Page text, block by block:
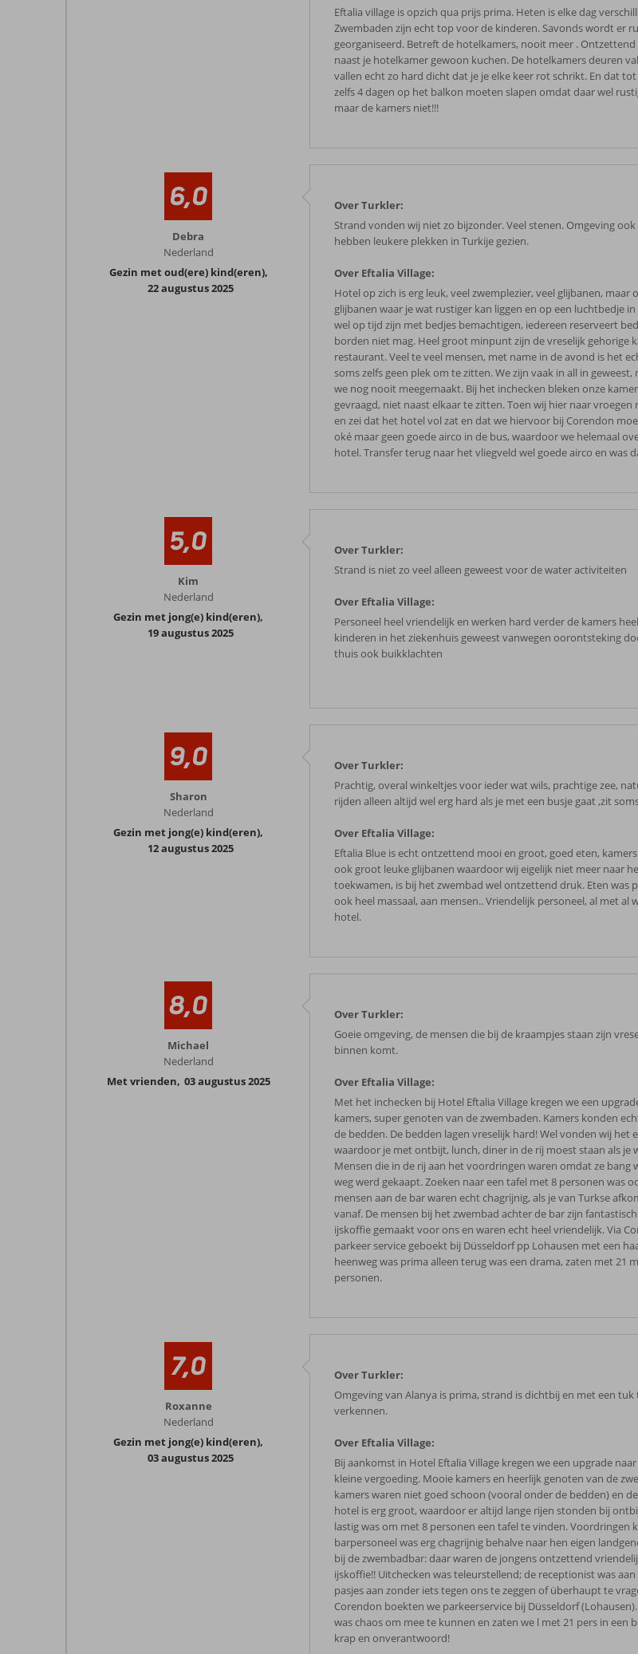
Eftalia village is opzich qua prijs prima. Heten is elke dag
Zwembaden zijn echt top voor de kinderen. Savonds wordt er
georganiseerd. Betreft de hotelkamers, nooit meer .
naast je hotelkamer gewoon kuchen. De hotelkamers deuren
vallen echt zo hard dicht dat je je elke keer rot schrikt. En dat
zelfs 4 dagen op het balkon moeten slapen omdat daar wel
maar de kamers niet!!!
6,0
Debra
Nederland
Gezin met oud(ere) kind(eren),
22 augustus 2025
Over Turkler:
Strand vonden wij niet zo bijzonder. Veel stenen. Omgeving
hebben leukere plekken in Turkije gezien.
Over Eftalia Village:
Hotel op zich is erg leuk, veel zwemplezier, veel glijbanen, maar
glijbanen waar je wat rustiger kan liggen en op een luchtbedje
wel op tijd zijn met bedjes bemachtigen, iedereen reserveert
borden niet mag. Heel groot minpunt zijn de vreselijk gehorige
restaurant. Veel te veel mensen, met name in de avond is het
soms zelfs geen plek om te zitten. We zijn vaak in all in geweest,
we nog nooit meegemaakt. Bij het inchecken bleken onze
gevraagd, niet naast elkaar te zitten. Toen wij hier naar
en zei dat het hotel vol zat en dat we hiervoor bij Corendon
oké maar geen goede airco in de bus, waardoor we helemaal
hotel. Transfer terug naar het vliegveld wel goede airco en was
5,0
Kim
Nederland
Gezin met jong(e) kind(eren),
19 augustus 2025
Over Turkler:
Strand is niet zo veel alleen geweest voor de water activiteiten
Over Eftalia Village:
Personeel heel vriendelijk en werken hard verder de kamers
kinderen in het ziekenhuis geweest vanwegen oorontsteking
thuis ook buikklachten
9,0
Sharon
Nederland
Gezin met jong(e) kind(eren),
12 augustus 2025
Over Turkler:
Prachtig, overal winkeltjes voor ieder wat wils, prachtige zee,
rijden alleen altijd wel erg hard als je met een busje gaat ,zit
Over Eftalia Village:
Eftalia Blue is echt ontzettend mooi en groot, goed eten,
ook groot leuke glijbanen waardoor wij eigelijk niet meer naar
toekwamen, is bij het zwembad wel ontzettend druk. Eten was
ook heel massaal, aan mensen.. Vriendelijk personeel, al met al
hotel.
8,0
Michael
Nederland
Met vrienden, 03 augustus 2025
Over Turkler:
Goeie omgeving, de mensen die bij de kraampjes staan zijn
binnen komt.
Over Eftalia Village:
Met het inchecken bij Hotel Eftalia Village kregen we een
kamers, super genoten van de zwembaden. Kamers konden
de bedden. De bedden lagen vreselijk hard! Wel vonden wij het
waardoor je met ontbijt, lunch, diner in de rij moest staan als je
Mensen die in de rij aan het voordringen waren omdat ze bang
weg werd gekaapt. Zoeken naar een tafel met 8 personen was
mensen aan de bar waren echt chagrijnig, als je van Turkse
vanaf. De mensen bij het zwembad achter de bar zijn
ijskoffie gemaakt voor ons en waren echt heel vriendelijk. Via
parkeer service geboekt bij Düsseldorf pp Lohausen met een
heenweg was prima alleen terug was een drama, zaten met 21
personen.
7,0
Roxanne
Nederland
Gezin met jong(e) kind(eren),
03 augustus 2025
Over Turkler:
Omgeving van Alanya is prima, strand is dichtbij en met een
verkennen.
Over Eftalia Village:
Bij aankomst in Hotel Eftalia Village kregen we een upgrade
kleine vergoeding. Mooie kamers en heerlijk genoten van de
kamers waren niet goed schoon (vooral onder de bedden) en
hotel is erg groot, waardoor er altijd lange rijen stonden bij
lastig was om met 8 personen een tafel te vinden. Voordringen
barpersoneel was erg chagrijnig behalve naar hen eigen
bij de zwembadbar: daar waren de jongens ontzettend
ijskoffie!! Uitchecken was teleurstellend; de receptionist was
pasjes aan zonder iets tegen ons te zeggen of überhaupt te
Corendon boekten we parkeerservice bij Düsseldorf
was chaos om mee te kunnen en zaten we l met 21 pers in een
krap en onverantwoord!